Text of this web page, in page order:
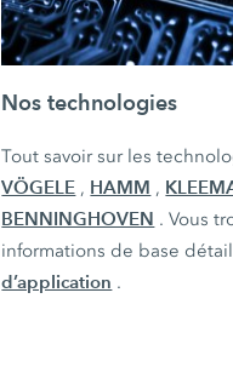
Nos technologies
Tout savoir sur les
VÖGELE , HAMM ,
BENNINGHOVEN . Vous
informations de base
d’application .